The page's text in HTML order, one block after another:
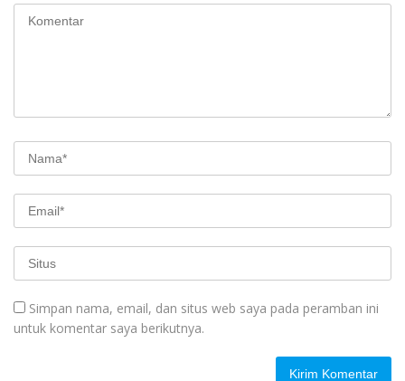
Simpan nama, email, dan situs web saya pada peramban ini
untuk komentar saya berikutnya.